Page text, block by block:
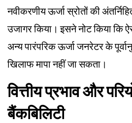
नवीकरणीय ऊर्जा स्रोतों की
उजागर किया। इसने नोट किया कि
अन्य पारंपरिक ऊर्जा जनरेटर के
खिलाफ मापा नहीं जा सकता।
वित्तीय प्रभाव और
बैंकबिलिटी